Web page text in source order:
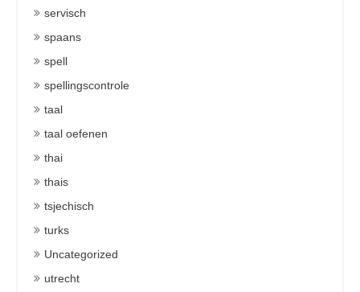
servisch
spaans
spell
spellingscontrole
taal
taal oefenen
thai
thais
tsjechisch
turks
Uncategorized
utrecht